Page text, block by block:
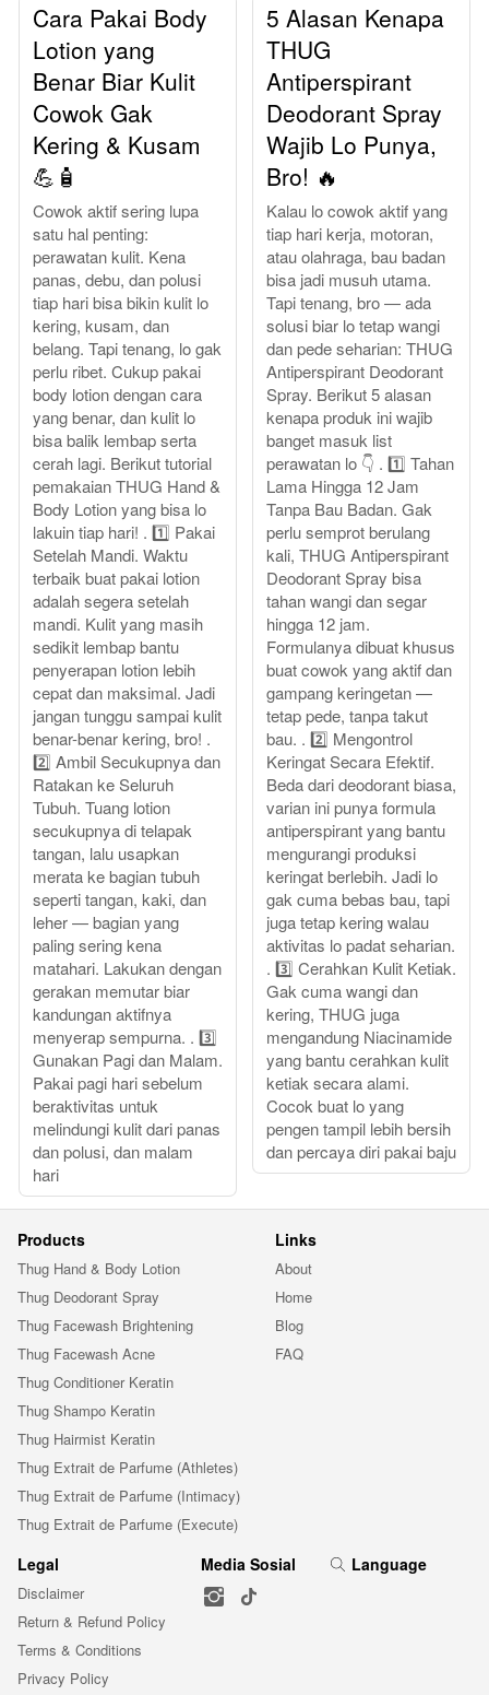
Cara Pakai Body
Lotion yang
Benar Biar Kulit
Cowok Gak
Kering & Kusam
💪🧴
Cowok aktif sering lupa
satu hal penting:
perawatan kulit. Kena
panas, debu, dan polusi
tiap hari bisa bikin kulit lo
kering, kusam, dan
belang. Tapi tenang, lo gak
perlu ribet. Cukup pakai
body lotion dengan cara
yang benar, dan kulit lo
bisa balik lembap serta
cerah lagi. Berikut tutorial
pemakaian THUG Hand &
Body Lotion yang bisa lo
lakuin tiap hari! . 1️⃣ Pakai
Setelah Mandi. Waktu
terbaik buat pakai lotion
adalah segera setelah
mandi. Kulit yang masih
sedikit lembap bantu
penyerapan lotion lebih
cepat dan maksimal. Jadi
jangan tunggu sampai kulit
benar-benar kering, bro! .
2️⃣ Ambil Secukupnya dan
Ratakan ke Seluruh
Tubuh. Tuang lotion
secukupnya di telapak
tangan, lalu usapkan
merata ke bagian tubuh
seperti tangan, kaki, dan
leher — bagian yang
paling sering kena
matahari. Lakukan dengan
gerakan memutar biar
kandungan aktifnya
menyerap sempurna. . 3️⃣
Gunakan Pagi dan Malam.
Pakai pagi hari sebelum
beraktivitas untuk
melindungi kulit dari panas
dan polusi, dan malam
hari
5 Alasan Kenapa
THUG
Antiperspirant
Deodorant Spray
Wajib Lo Punya,
Bro! 🔥
Kalau lo cowok aktif yang
tiap hari kerja, motoran,
atau olahraga, bau badan
bisa jadi musuh utama.
Tapi tenang, bro — ada
solusi biar lo tetap wangi
dan pede seharian: THUG
Antiperspirant Deodorant
Spray. Berikut 5 alasan
kenapa produk ini wajib
banget masuk list
perawatan lo 👇 . 1️⃣ Tahan
Lama Hingga 12 Jam
Tanpa Bau Badan. Gak
perlu semprot berulang
kali, THUG Antiperspirant
Deodorant Spray bisa
tahan wangi dan segar
hingga 12 jam.
Formulanya dibuat khusus
buat cowok yang aktif dan
gampang keringetan —
tetap pede, tanpa takut
bau. . 2️⃣ Mengontrol
Keringat Secara Efektif.
Beda dari deodorant biasa,
varian ini punya formula
antiperspirant yang bantu
mengurangi produksi
keringat berlebih. Jadi lo
gak cuma bebas bau, tapi
juga tetap kering walau
aktivitas lo padat seharian.
. 3️⃣ Cerahkan Kulit Ketiak.
Gak cuma wangi dan
kering, THUG juga
mengandung Niacinamide
yang bantu cerahkan kulit
ketiak secara alami.
Cocok buat lo yang
pengen tampil lebih bersih
dan percaya diri pakai baju
Products
Thug Hand & Body Lotion
Thug Deodorant Spray
Thug Facewash Brightening
Thug Facewash Acne
Thug Conditioner Keratin
Thug Shampo Keratin
Thug Hairmist Keratin
Thug Extrait de Parfume (Athletes)
Thug Extrait de Parfume (Intimacy)
Thug Extrait de Parfume (Execute)
Links
About
Home
Blog
FAQ
Legal
Disclaimer
Return & Refund Policy
Terms & Conditions
Privacy Policy
Media Sosial Language